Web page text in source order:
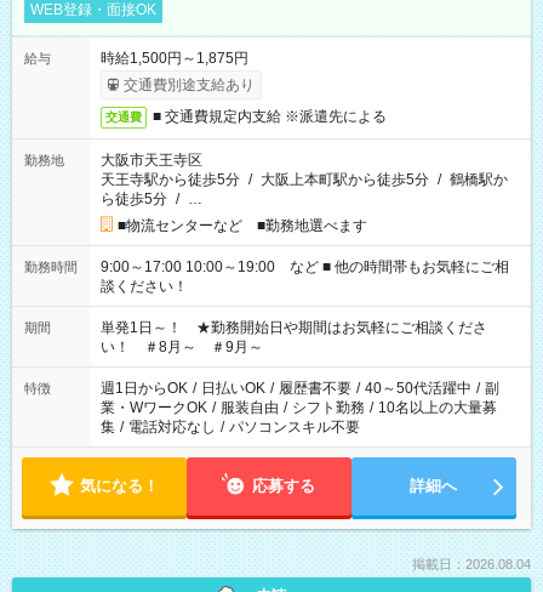
WEB登録・面接OK
給与
時給1,500円～1,875円
交通費別途支給あり
交通費 ■ 交通費規定内支給 ※派遣先による
勤務地
大阪市天王寺区
天王寺駅から徒歩5分 / 大阪上本町駅から徒歩5分 / 鶴橋駅か
ら徒歩5分 / …
■物流センターなど ■勤務地選べます
勤務時間
9:00～17:00 10:00～19:00 など ■ 他の時間帯もお気軽にご相
談ください！
期間
単発1日～！ ★勤務開始日や期間はお気軽にご相談くださ
い！ ＃8月～ ＃9月～
特徴 週1日からOK / 日払いOK / 履歴書不要 / 40～50代活躍中 / 副
業・WワークOK / 服装自由 / シフト勤務 / 10名以上の大量募
集 / 電話対応なし / パソコンスキル不要
気になる！ 応募する 詳細へ
掲載日：2026.08.04